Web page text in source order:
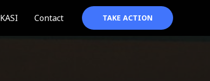
Contact TAKE ACTION